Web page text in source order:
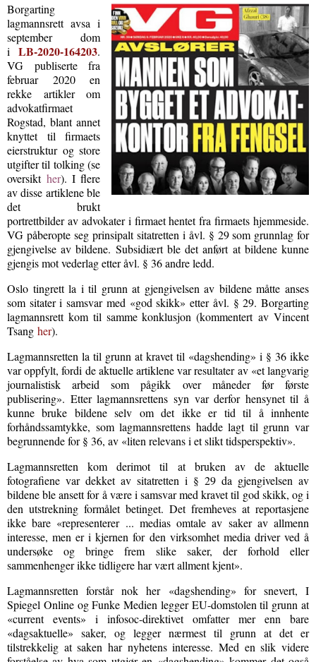
Borgarting
lagmannsrett avsa i
september dom
iLB-2020-164203.
VG publiserte fra
februar 2020 en
rekke artikler om
advokatfirmaet
Rogstad, blant annet
knyttet til firmaets
eierstruktur og store
utgifter til tolking (se
oversikther). I flere
av disse artiklene ble
det brukt
portrettbilder av advokater i firmaet hentet fra firmaets hjemmeside.
VG påberopte seg prinsipalt sitatretten i åvl. § 29 som grunnlag for
gjengivelse av bildene. Subsidiært ble det anført at bildene kunne
gjengis mot vederlag etter åvl. § 36 andre ledd.
Oslo tingrett la i til grunn at gjengivelsen av bildene måtte anses
som sitater i samsvar med «god skikk» etter åvl. § 29. Borgarting
lagmannsrett kom til samme konklusjon (kommentert av Vincent
Tsang her).
Lagmannsretten la til grunn at kravet til «dagshending» i § 36 ikke
var oppfylt, fordi de aktuelle artiklene var resultater av «et langvarig
journalistisk arbeid som pågikk over måneder før første
publisering». Etter lagmannsrettens syn var derfor hensynet til å
kunne bruke bildene selv om det ikke er tid til å innhente
forhåndssamtykke, som lagmannsrettens hadde lagt til grunn var
begrunnende for § 36, av «liten relevans i et slikt tidsperspektiv».
Lagmannsretten kom derimot til at bruken av de aktuelle
fotografiene var dekket av sitatretten i § 29 da gjengivelsen av
bildene ble ansett for å være i samsvar med kravet til god skikk, og i
den utstrekning formålet betinget. Det fremheves at reportasjene
ikke bare «representerer ... medias omtale av saker av allmenn
interesse, men er i kjernen for den virksomhet media driver ved å
undersøke og bringe frem slike saker, der forhold eller
sammenhenger ikke tidligere har vært allment kjent».
Lagmannsretten forstår nok her «dagshending» for snevert, I
Spiegel Online og Funke Medien legger EU-domstolen til grunn at
«current events» i infosoc-direktivet omfatter mer enn bare
«dagsaktuelle» saker, og legger nærmest til grunn at det er
tilstrekkelig at saken har nyhetens interesse. Med en slik videre